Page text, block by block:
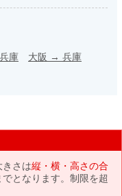
兵庫 大阪 → 兵庫
きさは縦・横・高さの合
でとなります。制限を超